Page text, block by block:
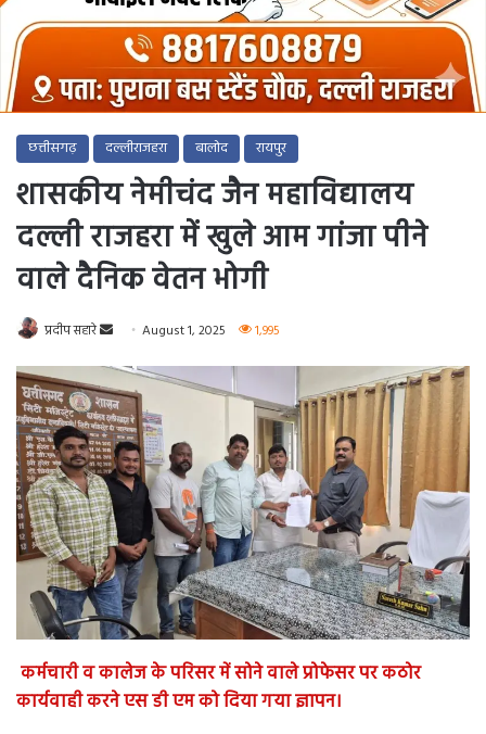
छत्तीसगढ़ दल्लीराजहरा बालोद रायपुर
शासकीय नेमीचंद जैन महाविद्यालय
दल्ली राजहरा में खुले आम गांजा पीने
वाले दैनिक वेतन भोगी
प्रदीप सहारे
Send
email
August 1, 2025 1,995
कर्मचारी व कालेज के परिसर में सोने वाले प्रोफेसर पर कठोर
कार्यवाही करने एस डी एम को दिया गया ज्ञापन।